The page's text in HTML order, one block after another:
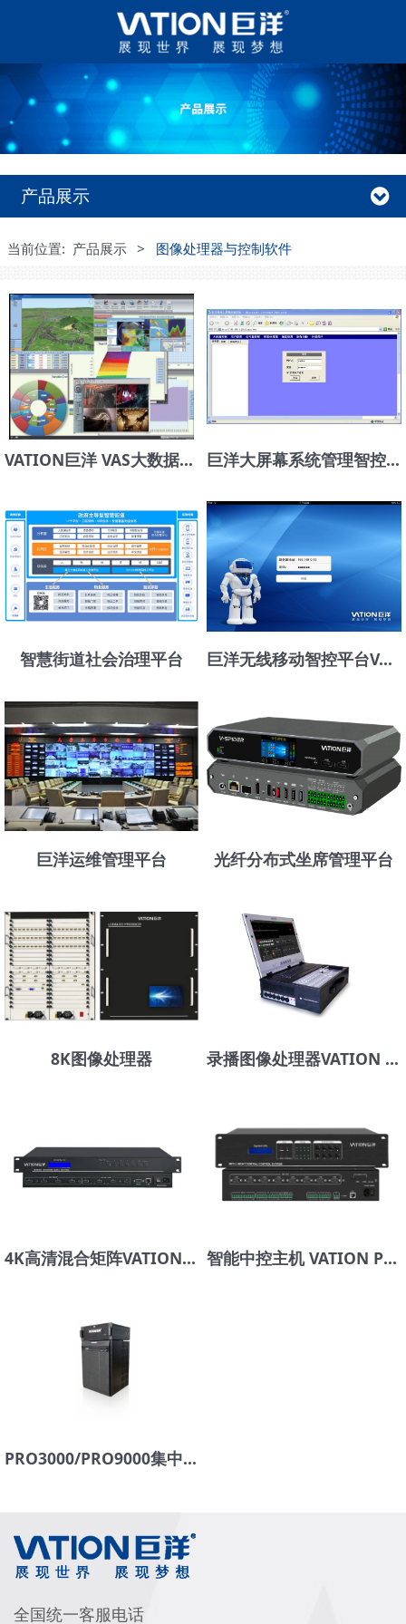
产品展示
当前位置: 产品展示 > 图像处理器与控制软件
VATION巨洋 VAS大数据可视化 巨洋大屏幕系统管理智控平台VATION WARE-Ultra
智慧街道社会治理平台 巨洋无线移动智控平台VATION SMART TOUCH
巨洋运维管理平台 光纤分布式坐席管理平台
8K图像处理器 录播图像处理器VATION Pro3100
4K高清混合矩阵VATION Pro6200 智能中控主机 VATION Pro6100
PRO3000/PRO9000集中式图像处理系统
全国统一客服电话